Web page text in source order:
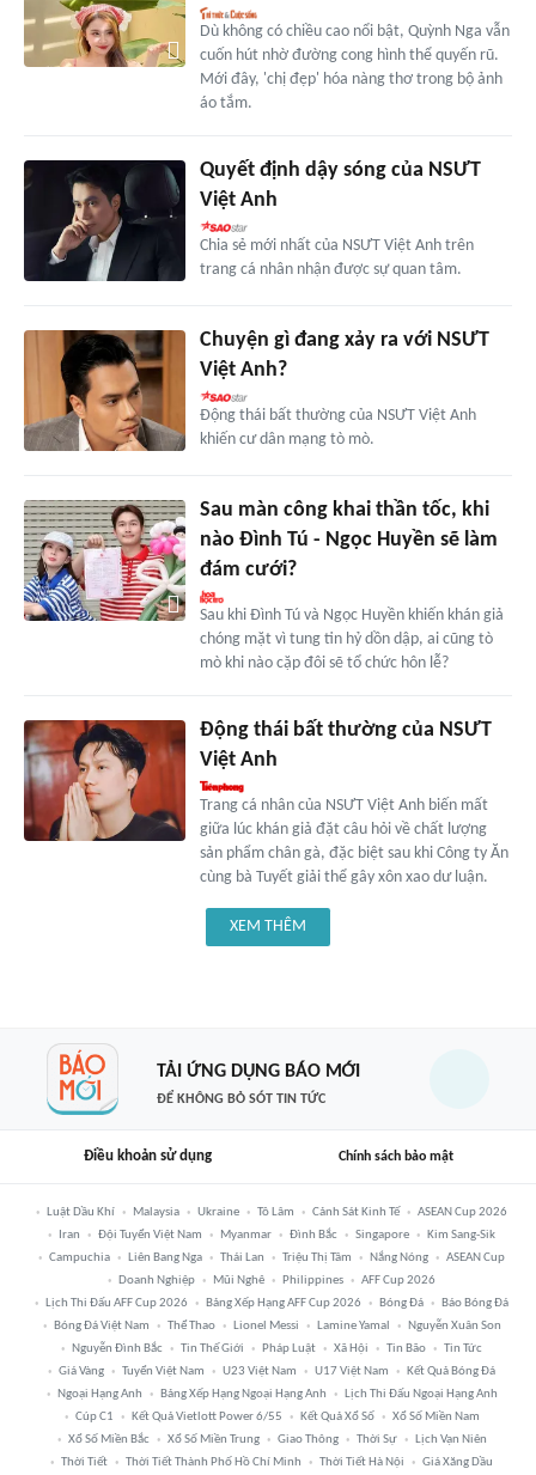
Dù không có chiều cao nổi bật, Quỳnh Nga vẫn
cuốn hút nhờ đường cong hình thể quyến rũ.
Mới đây, 'chị đẹp' hóa nàng thơ trong bộ ảnh
áo tắm.
Quyết định dậy sóng của NSƯT
Việt Anh
Chia sẻ mới nhất của NSƯT Việt Anh trên
trang cá nhân nhận được sự quan tâm.
Chuyện gì đang xảy ra với NSƯT
Việt Anh?
Động thái bất thường của NSƯT Việt Anh
khiến cư dân mạng tò mò.
Sau màn công khai thần tốc, khi
nào Đình Tú - Ngọc Huyền sẽ làm
đám cưới?
Sau khi Đình Tú và Ngọc Huyền khiến khán giả
chóng mặt vì tung tin hỷ dồn dập, ai cũng tò
mò khi nào cặp đôi sẽ tổ chức hôn lễ?
Động thái bất thường của NSƯT
Việt Anh
Trang cá nhân của NSƯT Việt Anh biến mất
giữa lúc khán giả đặt câu hỏi về chất lượng
sản phẩm chân gà, đặc biệt sau khi Công ty Ăn
cùng bà Tuyết giải thể gây xôn xao dư luận.
XEM THÊM
TẢI ỨNG DỤNG BÁO MỚI
ĐỂ KHÔNG BỎ SÓT TIN TỨC
Điều khoản sử dụng Chính sách bảo mật
Luật Dầu Khí Malaysia Ukraine Tô Lâm Cảnh Sát Kinh Tế
ASEAN Cup 2026
Iran
Đội Tuyển Việt Nam Myanmar Đình Bắc Singapore
Kim Sang-Sik
Campuchia
Liên Bang Nga Thái Lan Triệu Thị Tâm Nắng Nóng
ASEAN Cup
Doanh Nghiệp
Mũi Nghê Philippines
AFF Cup 2026
Lịch Thi Đấu AFF Cup 2026
Bảng Xếp Hạng AFF Cup 2026 Bóng Đá
Báo Bóng Đá
Bóng Đá Việt Nam
Thể Thao Lionel Messi Lamine Yamal
Nguyễn Xuân Son
Nguyễn Đình Bắc
Tin Thế Giới Pháp Luật Xã Hội Tin Bão
Tin Tức
Giá Vàng
Tuyển Việt Nam U23 Việt Nam U17 Việt Nam
Kết Quả Bóng Đá
Ngoại Hạng Anh
Bảng Xếp Hạng Ngoại Hạng Anh
Lịch Thi Đấu Ngoại Hạng Anh
Cúp C1
Kết Quả Vietlott Power 6/55 Kết Quả Xổ Số
Xổ Số Miền Nam
Xổ Số Miền Bắc
Xổ Số Miền Trung Giao Thông Thời Sự
Lịch Vạn Niên
Thời Tiết
Thời Tiết Thành Phố Hồ Chí Minh Thời Tiết Hà Nội Giá Xăng Dầu